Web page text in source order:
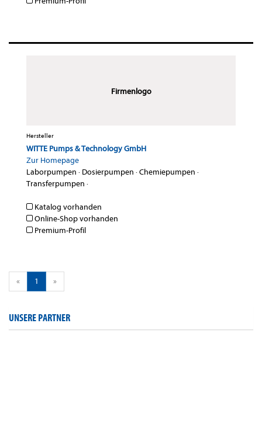
Firmenlogo
Hersteller
WITTE Pumps & Technology GmbH
Zur Homepage
Laborpumpen · Dosierpumpen ·Chemiepumpen ·
Transferpumpen ·
Katalog vorhanden
Online-Shop vorhanden
Premium-Profil
« 1 »
UNSERE PARTNER